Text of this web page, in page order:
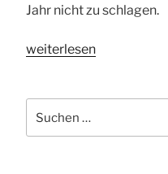
Jahr nicht zu schlagen.
„Zwei
Vogt
weiterlesen
nach: